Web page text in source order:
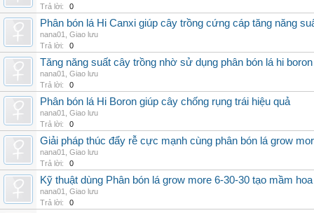
Trả lời:
0
Phân bón lá Hi Canxi giúp cây trồng cứng cáp tăng năng
nana01
Giao lưu
Trả lời:
0
Tăng năng suất cây trồng nhờ sử dụng phân bón lá hi
nana01
Giao lưu
Trả lời:
0
Phân bón lá Hi Boron giúp cây chống rụng trái hiệu quả
nana01
Giao lưu
Trả lời:
0
Giải pháp thúc đẩy rễ cực mạnh cùng phân bón lá grow
nana01
Giao lưu
Trả lời:
0
Kỹ thuật dùng Phân bón lá grow more 6-30-30 tạo mầm hoa
nana01
Giao lưu
Trả lời:
0